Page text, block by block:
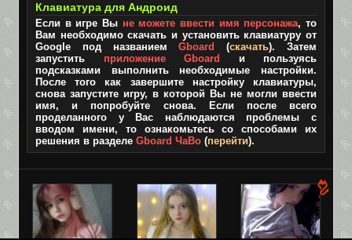
Клавиатура для Андроид
Если в игре Вы не можете ввести имя персонажа, то
Вам необходимо скачать и установить клавиатуру от
Google под названиемGboard (скачать). Затем
запустить приложение Gboard
и пользуясь
подсказками выполнить необходимые настройки.
После того как завершите настройку клавиатуры,
снова запустите игру, в которой Вы не могли ввести
имя, и попробуйте снова. Если после всего
проделанного у Вас наблюдаются проблемы с
вводом имени, то ознакомьтесь со способами их
решения в разделе Gboard ЧаВо (перейти).